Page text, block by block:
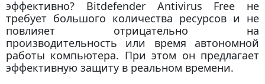
эффективно? Bitdefender Antivirus Free не
требует большого количества ресурсов и не
повлияет отрицательно на
производительность или время автономной
работы компьютера. При этом он предлагает
эффективную защиту в реальном времени.